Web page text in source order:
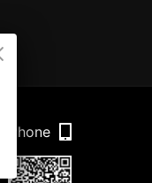
Phone